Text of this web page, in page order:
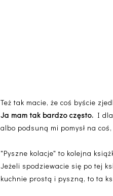
Też tak macie, że coś byście
Ja mam tak bardzo często. I
albo podsuną mi pomysł na
"Pyszne kolacje" to kolejna
Jeżeli spodziewacie się po tej
kuchnie prostą i pyszną, to ta